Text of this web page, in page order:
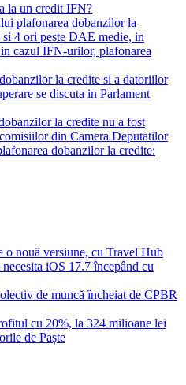
la un credit IFN?
plafonarea dobanzilor la
4 ori peste DAE medie, in
cazul IFN-urilor, plafonarea
la credite si a datoriilor
se discuta in Parlament
la credite nu a fost
din Camera Deputatilor
dobanzilor la credite:
o nouă versiune, cu Travel Hub
iOS 17.7 începând cu
de muncă încheiat de CPBR
cu 20%, la 324 milioane lei
de Paște